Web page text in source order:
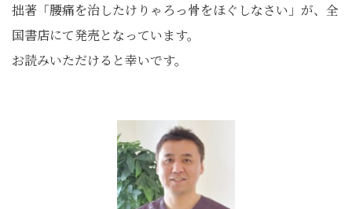
拙著「腰痛を治したけりゃろっ骨をほぐしなさい」が、全
国書店にて発売となっています。
お読みいただけると幸いです。